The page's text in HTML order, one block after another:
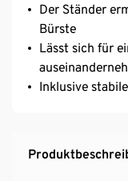
Der Ständer
Bürste
Lässt sich für
Inklusive